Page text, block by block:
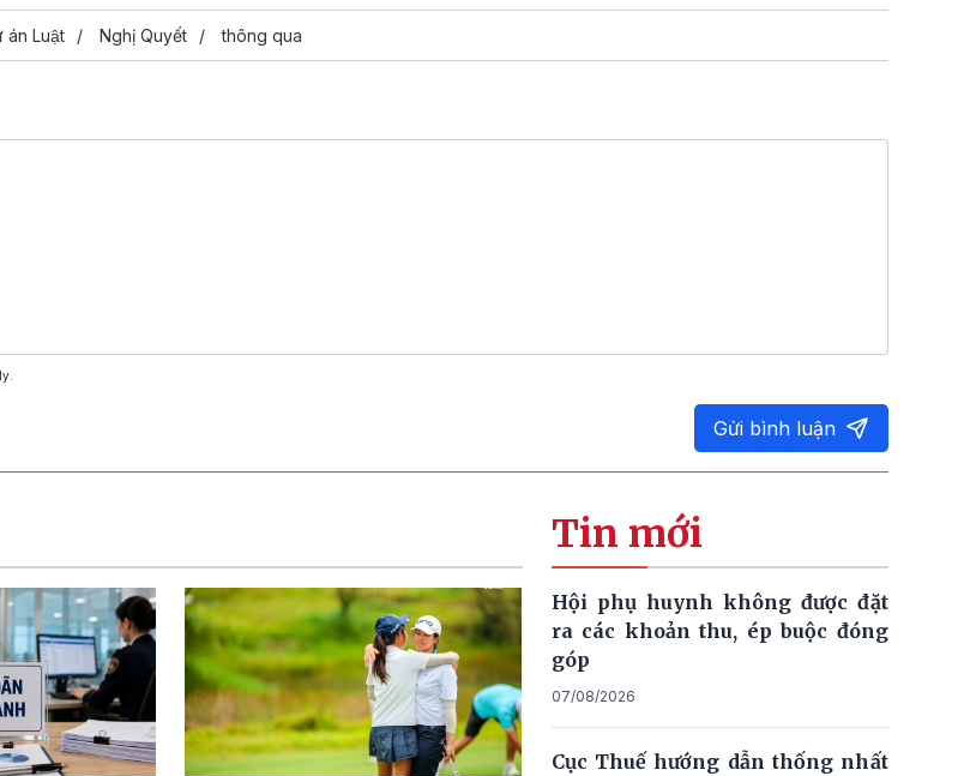
án Luật Nghị Quyết thông qua
Gửi bình luận
Tin mới
Hội phụ huynh không được đặt
ra các khoản thu, ép buộc đóng
góp
07/08/2026
Cục Thuế hướng dẫn thống nhất